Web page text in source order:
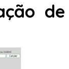
de